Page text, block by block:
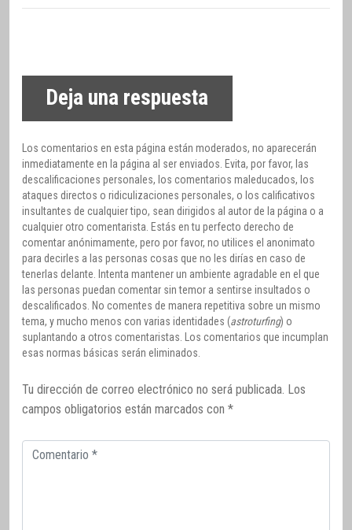
Deja una respuesta
Los comentarios en esta página están moderados, no aparecerán
inmediatamente en la página al ser enviados. Evita, por favor, las
descalificaciones personales, los comentarios maleducados, los
ataques directos o ridiculizaciones personales, o los calificativos
insultantes de cualquier tipo, sean dirigidos al autor de la página o a
cualquier otro comentarista. Estás en tu perfecto derecho de
comentar anónimamente, pero por favor, no utilices el anonimato
para decirles a las personas cosas que no les dirías en caso de
tenerlas delante. Intenta mantener un ambiente agradable en el que
las personas puedan comentar sin temor a sentirse insultados o
descalificados. No comentes de manera repetitiva sobre un mismo
tema, y mucho menos con varias identidades (astroturfing) o
suplantando a otros comentaristas. Los comentarios que incumplan
esas normas básicas serán eliminados.
Tu dirección de correo electrónico no será publicada. Los
campos obligatorios están marcados con *
Comentario